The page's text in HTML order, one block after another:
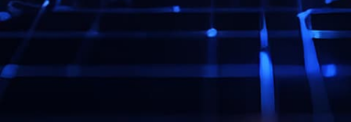
سرعة التشغيل). للوصول لسرعات زيادة سرعات التشغيل
المعلنة رسميًا؛ يجب على المستخدمين تمكين وظيفة XMP أو
متوافقين.
**تتطلب وحدة الذاكرة العالية السرعة لوحة أم ومعالج
متوافقين لإطلاق العنان لكامل إمكانيات زيادة سرعة التشغيل.